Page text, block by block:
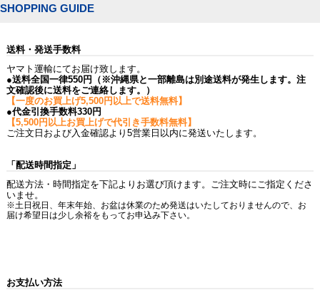
SHOPPING GUIDE
送料・発送手数料
ヤマト運輸にてお届け致します。
●送料全国一律550円（※沖縄県と一部離島は別途送料が発生します。注
文確認後に送料をご連絡します。）
【一度のお買上げ5,500円以上で送料無料】
●代金引換手数料330円
【5,500円以上お買上げで代引き手数料無料】
ご注文日および入金確認より5営業日以内に発送いたします。
「配送時間指定」
配送方法・時間指定を下記よりお選び頂けます。ご注文時にご指定くださ
いませ。
※土日祝日、年末年始、お盆は休業のため発送はいたしておりませんので、お
届け希望日は少し余裕をもってお申込み下さい。
お支払い方法